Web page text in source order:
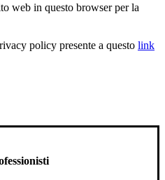
web in questo browser per la
policy presente a questo link